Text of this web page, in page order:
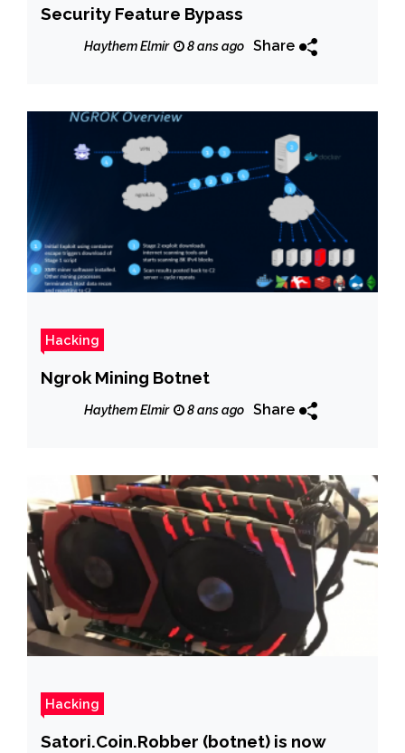
Security Feature Bypass
Haythem Elmir 8 ans ago Share
Hacking
Ngrok Mining Botnet
Haythem Elmir 8 ans ago Share
Hacking
Satori.Coin.Robber (botnet) is now